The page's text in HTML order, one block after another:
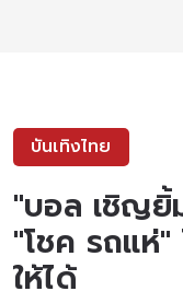
บันเทิงไทย
"บอล เชิญ
"โชค รถแห่"
ให้ได้